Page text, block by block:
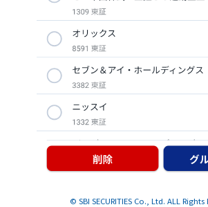
© SBI SECURITIES Co., Ltd. ALL Rights